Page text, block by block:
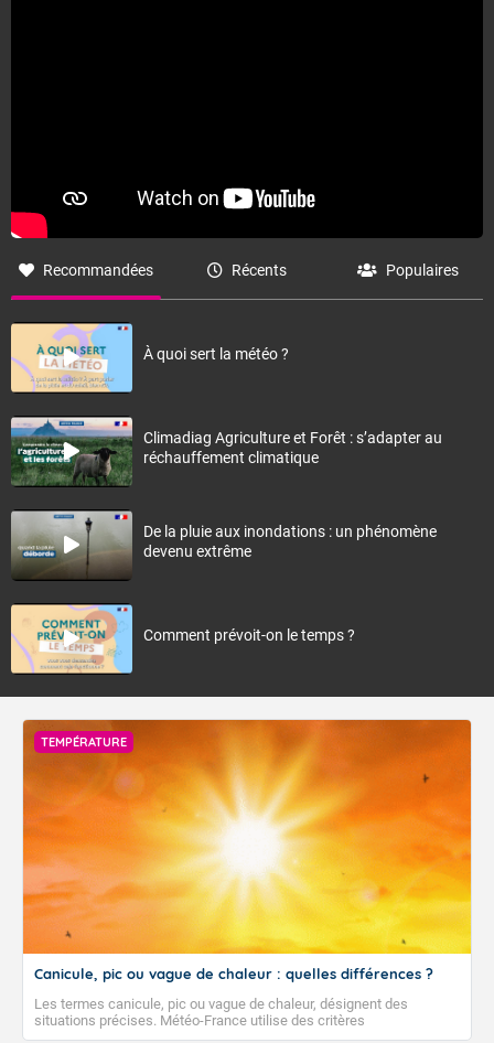
Recommandées Récents Populaires
À quoi sert la météo ?
Climadiag Agriculture et Forêt : s’adapter au
réchauffement climatique
De la pluie aux inondations : un phénomène
devenu extrême
Comment prévoit-on le temps ?
TEMPÉRATURE
Canicule, pic ou vague de chaleur : quelles différences ?
Les termes canicule, pic ou vague de chaleur, désignent des
situations précises. Météo-France utilise des critères
climatologiques pour évaluer et qualifier les épisodes de chaleur qui